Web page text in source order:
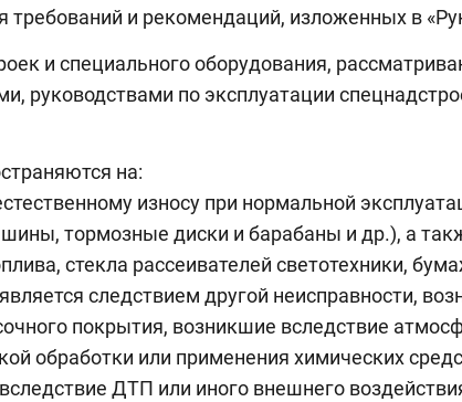
и рекомендаций, изложенных в
и специального оборудования,
руководствами по эксплуатации
на:
износу при нормальной
шины, тормозные диски и барабаны и др.), а
стекла рассеивателей светотехники,
следствием другой неисправности,
покрытия, возникшие вследствие
обработки или применения химических
ДТП или иного внешнего